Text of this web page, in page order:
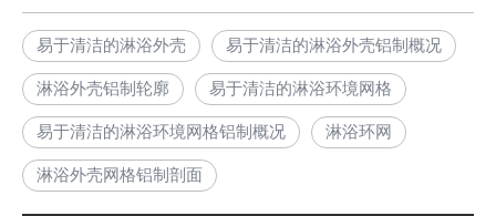
易于清洁的淋浴外壳 易于清洁的淋浴外壳铝制概况
淋浴外壳铝制轮廓 易于清洁的淋浴环境网格
易于清洁的淋浴环境网格铝制概况 淋浴环网
淋浴外壳网格铝制剖面